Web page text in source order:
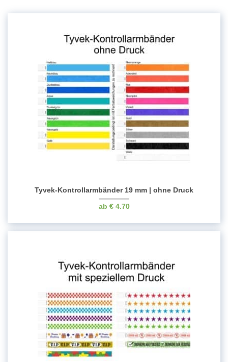
Tyvek-Kontrollarmbänder 19 mm | ohne Druck
€4.70